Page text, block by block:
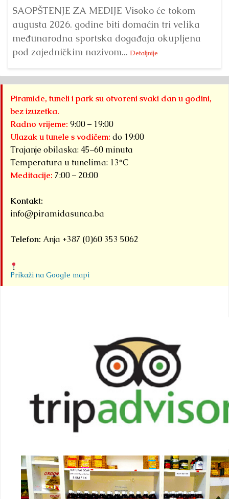
SAOPŠTENJE ZA MEDIJE Visoko će tokom
augusta 2026. godine biti domaćin tri velika
međunarodna sportska događaja okupljena
pod zajedničkim nazivom... Detaljnije
Piramide, tuneli i park su otvoreni svaki dan u godini,
bez izuzetka.
Radno vrijeme: 9:00 – 19:00
Ulazak u tunele s vodičem: do 19:00
Trajanje obilaska: 45–60 minuta
Temperatura u tunelima: 13°C
Meditacije: 7:00 – 20:00
Kontakt:
info@piramidasunca.ba
Telefon: Anja +387 (0)60 353 5062
Prikaži na Google mapi